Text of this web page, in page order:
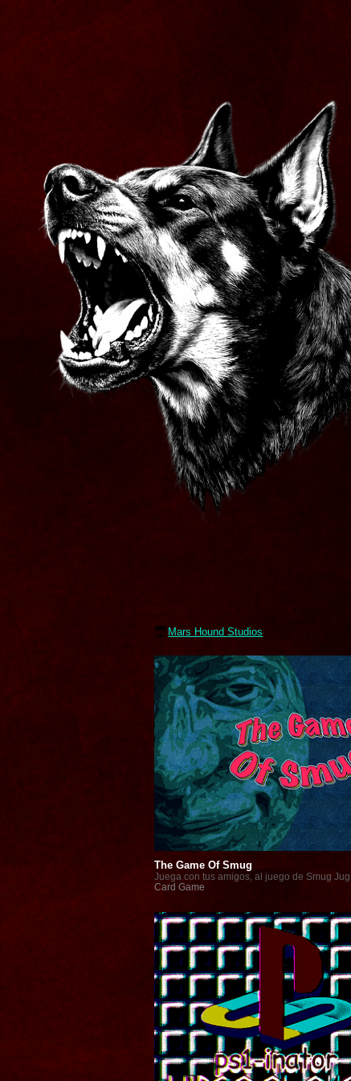
Mars Hound Studios
The Game Of Smug
Juega con tus amigos, al juego de Smug Jug
Card Game